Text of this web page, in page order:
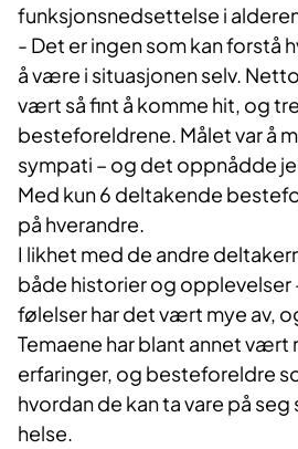
funksjonsnedsettelse i alderen
- Det er ingen som kan forstå
å være i situasjonen selv.
vært så fint å komme hit, og
besteforeldrene. Målet var å
sympati – og det oppnådde
Med kun 6 deltakende
på hverandre.
I likhet med de andre
både historier og opplevelser
følelser har det vært mye av,
Temaene har blant annet vært
erfaringer, og besteforeldre
hvordan de kan ta vare på seg
helse.